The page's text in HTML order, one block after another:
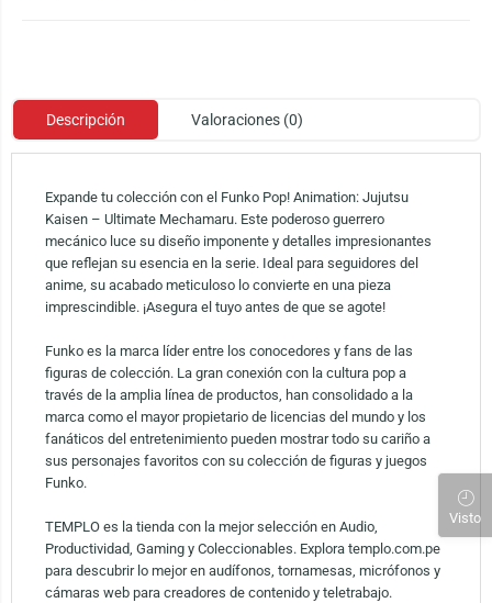
Descripción Valoraciones (0)
Expande tu colección con el Funko Pop! Animation: Jujutsu
Kaisen – Ultimate Mechamaru. Este poderoso guerrero
mecánico luce su diseño imponente y detalles impresionantes
que reflejan su esencia en la serie. Ideal para seguidores del
anime, su acabado meticuloso lo convierte en una pieza
imprescindible. ¡Asegura el tuyo antes de que se agote!
Funko es la marca líder entre los conocedores y fans de las
figuras de colección. La gran conexión con la cultura pop a
través de la amplia línea de productos, han consolidado a la
marca como el mayor propietario de licencias del mundo y los
fanáticos del entretenimiento pueden mostrar todo su cariño a
sus personajes favoritos con su colección de figuras y juegos
Funko.
TEMPLO es la tienda con la mejor selección en Audio,
Productividad, Gaming y Coleccionables. Explora templo.com.pe
para descubrir lo mejor en audífonos, tornamesas, micrófonos y
cámaras web para creadores de contenido y teletrabajo.
Visto